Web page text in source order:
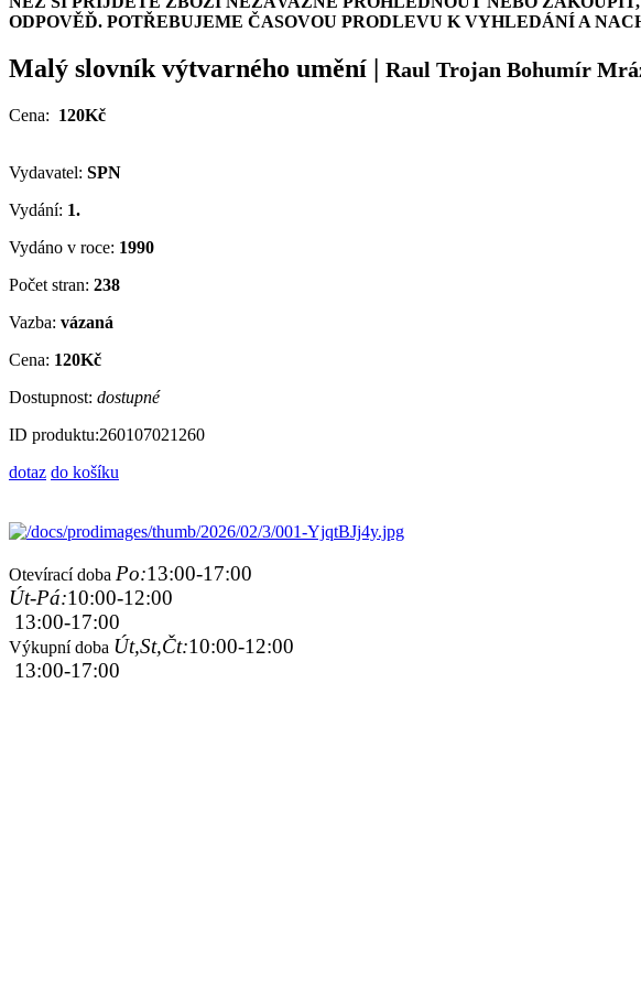
ODPOVĚĎ. POTŘEBUJEME ČASOVOU PRODLEVU K VYHLEDÁNÍ A
Malý slovník výtvarného umění | Raul Trojan Bohumír
Cena: 120Kč
Vydavatel: SPN
Vydání: 1.
Vydáno v roce: 1990
Počet stran: 238
Vazba: vázaná
Cena: 120Kč
Dostupnost: dostupné
ID produktu:260107021260
dotaz do košíku
Otevírací doba Po:13:00-17:00
Út-Pá:10:00-12:00
13:00-17:00
Výkupní doba Út,St,Čt:10:00-12:00
13:00-17:00